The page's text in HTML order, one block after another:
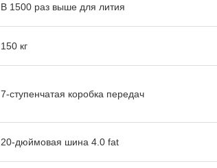
В 1500 раз выше для лития
150 кг
7-ступенчатая коробка передач
20-дюймовая шина 4.0 fat